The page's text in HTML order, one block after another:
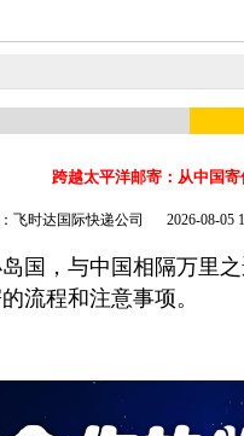
跨越太平洋邮寄：从中国
飞时达国际快递公司 2026-08-05
国，与中国相隔万里
流程和注意事项。